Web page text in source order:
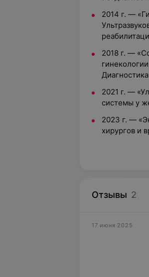
2014 г. —
2018 г. —
2021 г. —
системы у
2023 г. —
хирургов и
Отзывы 2
17 июня 2025